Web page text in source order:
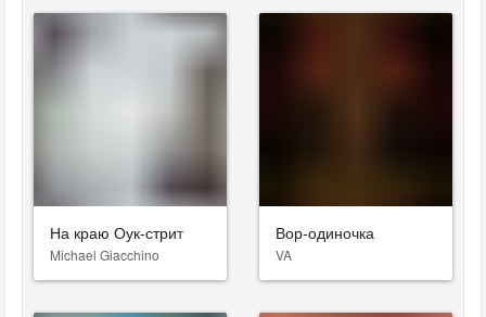
На краю Оук-стрит
Michael Giacchino
Вор-одиночка
VA